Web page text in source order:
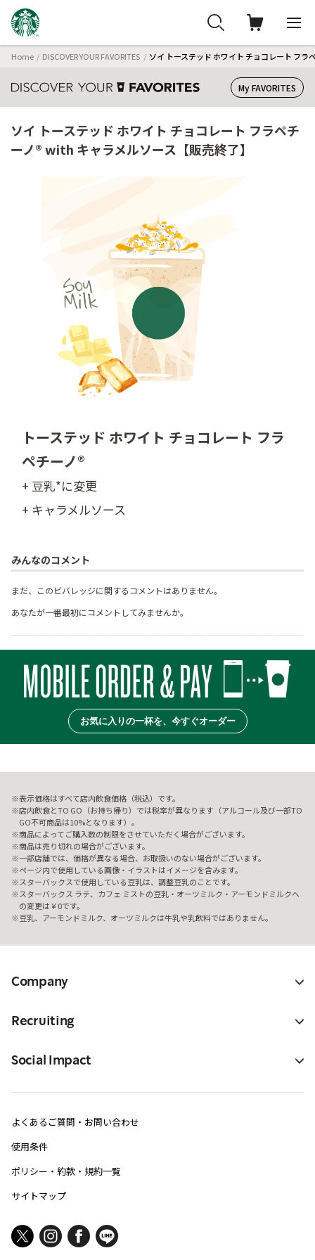
Home DISCOVER YOUR FAVORITES ソイ トーステッド ホワイト チョコレート フ
My FAVORITES
ソイ トーステッド ホワイト チョコレート フラペチ
ーノ® with キャラメルソース【販売終了】
トーステッド ホワイト チョコレート フラ
ペチーノ®
+ 豆乳*に変更
+ キャラメルソース
みんなのコメント
まだ、このビバレッジに関するコメントはありません。
あなたが一番最初にコメントしてみませんか。
お気に入りの一杯を、今すぐオーダー
表示価格はすべて店内飲食価格（税込）です。
店内飲食とTO GO（お持ち帰り）では税率が異なります（アルコール及び一部TO
GO不可商品は10%となります）。
商品によってご購入数の制限をさせていただく場合がございます。
商品は売り切れの場合がございます。
一部店舗では、価格が異なる場合、お取扱いのない場合がございます。
ページ内で使用している画像・イラストはイメージを含みます。
スターバックスで使用している豆乳は、調整豆乳のことです。
スターバックス ラテ、カフェ ミストの豆乳・オーツミルク・アーモンドミルクへ
の変更は￥0です。
豆乳、アーモンドミルク、オーツミルクは牛乳や乳飲料ではありません。
Company
Recruiting
Social Impact
よくあるご質問・お問い合わせ
使用条件
ポリシー・約款・規約一覧
サイトマップ